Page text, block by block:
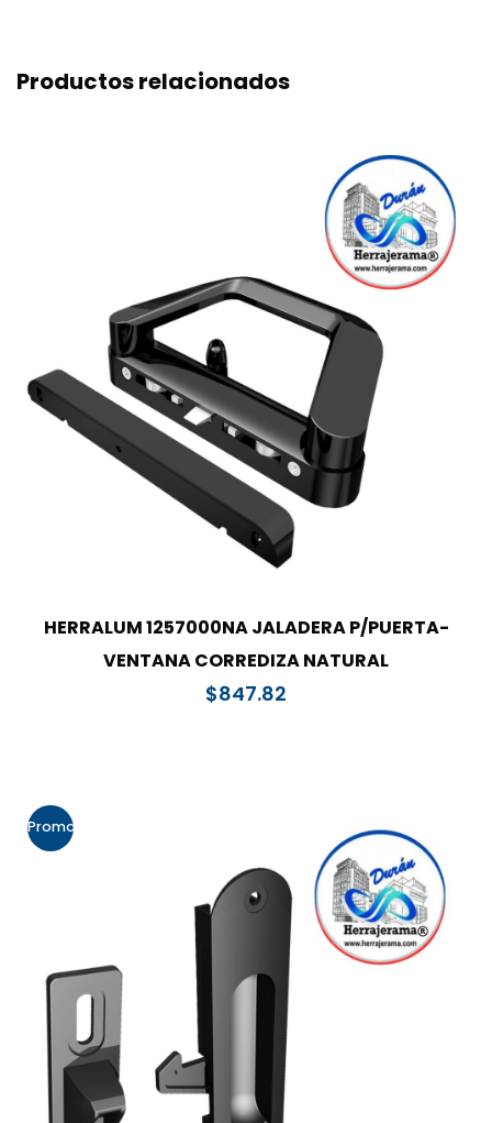
Productos relacionados
HERRALUM 1257000NA JALADERA P/PUERTA-
VENTANA CORREDIZA NATURAL
$847.82
Promo!